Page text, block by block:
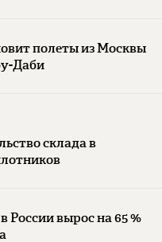
полеты из Москвы
Даби
склада в
России вырос на 65 %